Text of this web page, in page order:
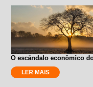
O escândalo econômico
LER MAIS